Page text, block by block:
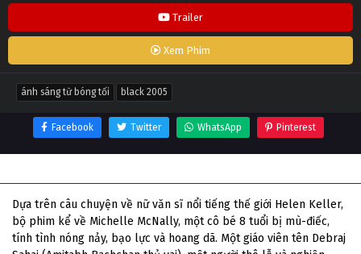
Trailer
Xem Phim
ánh sáng từ bóng tối black 2005
Facebook Twitter WhatsApp Pinterest
Dựa trên câu chuyện về nữ văn sĩ nổi tiếng thế giới Helen Keller,
bộ phim kể về Michelle McNally, một cô bé 8 tuổi bị mù-điếc,
tính tình nóng nảy, bạo lực và hoang dã. Một giáo viên tên Debraj